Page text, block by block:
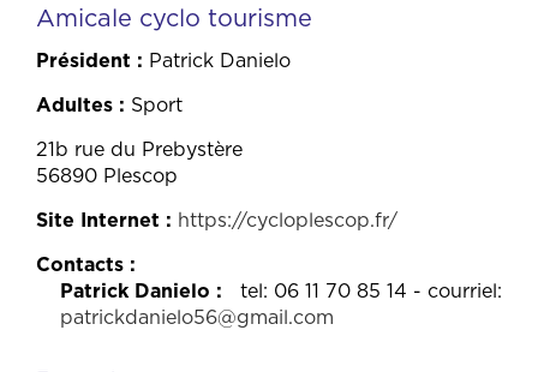
Amicale cyclo tourisme
Président
Patrick Danielo
Adultes
Sport
21b rue du Prebystère
56890 Plescop
Site Internet
https://cycloplescop.fr/
Contacts
Patrick Danielo
tel: 06 11 70 85 14 - courriel:
patrickdanielo56@gmail.com